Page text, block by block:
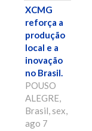
XCMG
reforça a
produção
local e a
inovação
no Brasil.
POUSO
ALEGRE,
Brasil, sex,
ago 7